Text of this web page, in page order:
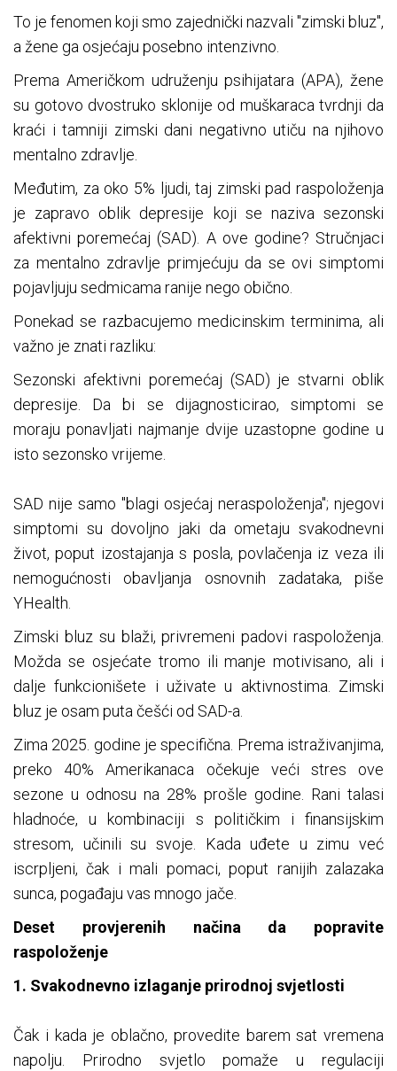
To je fenomen koji smo zajednički nazvali "zimski bluz",
a žene ga osjećaju posebno intenzivno.
Prema Američkom udruženju psihijatara (APA), žene
su gotovo dvostruko sklonije od muškaraca tvrdnji da
kraći i tamniji zimski dani negativno utiču na njihovo
mentalno zdravlje.
Međutim, za oko 5% ljudi, taj zimski pad raspoloženja
je zapravo oblik depresije koji se naziva sezonski
afektivni poremećaj (SAD). A ove godine? Stručnjaci
za mentalno zdravlje primjećuju da se ovi simptomi
pojavljuju sedmicama ranije nego obično.
Ponekad se razbacujemo medicinskim terminima, ali
važno je znati razliku:
Sezonski afektivni poremećaj (SAD) je stvarni oblik
depresije. Da bi se dijagnosticirao, simptomi se
moraju ponavljati najmanje dvije uzastopne godine u
isto sezonsko vrijeme.
SAD nije samo "blagi osjećaj neraspoloženja"; njegovi
simptomi su dovoljno jaki da ometaju svakodnevni
život, poput izostajanja s posla, povlačenja iz veza ili
nemogućnosti obavljanja osnovnih zadataka, piše
YHealth.
Zimski bluz su blaži, privremeni padovi raspoloženja.
Možda se osjećate tromo ili manje motivisano, ali i
dalje funkcionišete i uživate u aktivnostima. Zimski
bluz je osam puta češći od SAD-a.
Zima 2025. godine je specifična. Prema istraživanjima,
preko 40% Amerikanaca očekuje veći stres ove
sezone u odnosu na 28% prošle godine. Rani talasi
hladnoće, u kombinaciji s političkim i finansijskim
stresom, učinili su svoje. Kada uđete u zimu već
iscrpljeni, čak i mali pomaci, poput ranijih zalazaka
sunca, pogađaju vas mnogo jače.
Deset provjerenih načina da popravite
raspoloženje
1. Svakodnevno izlaganje prirodnoj svjetlosti
Čak i kada je oblačno, provedite barem sat vremena
napolju. Prirodno svjetlo pomaže u regulaciji